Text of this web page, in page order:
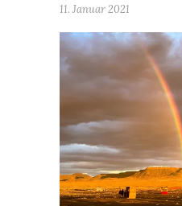
11. Januar 2021